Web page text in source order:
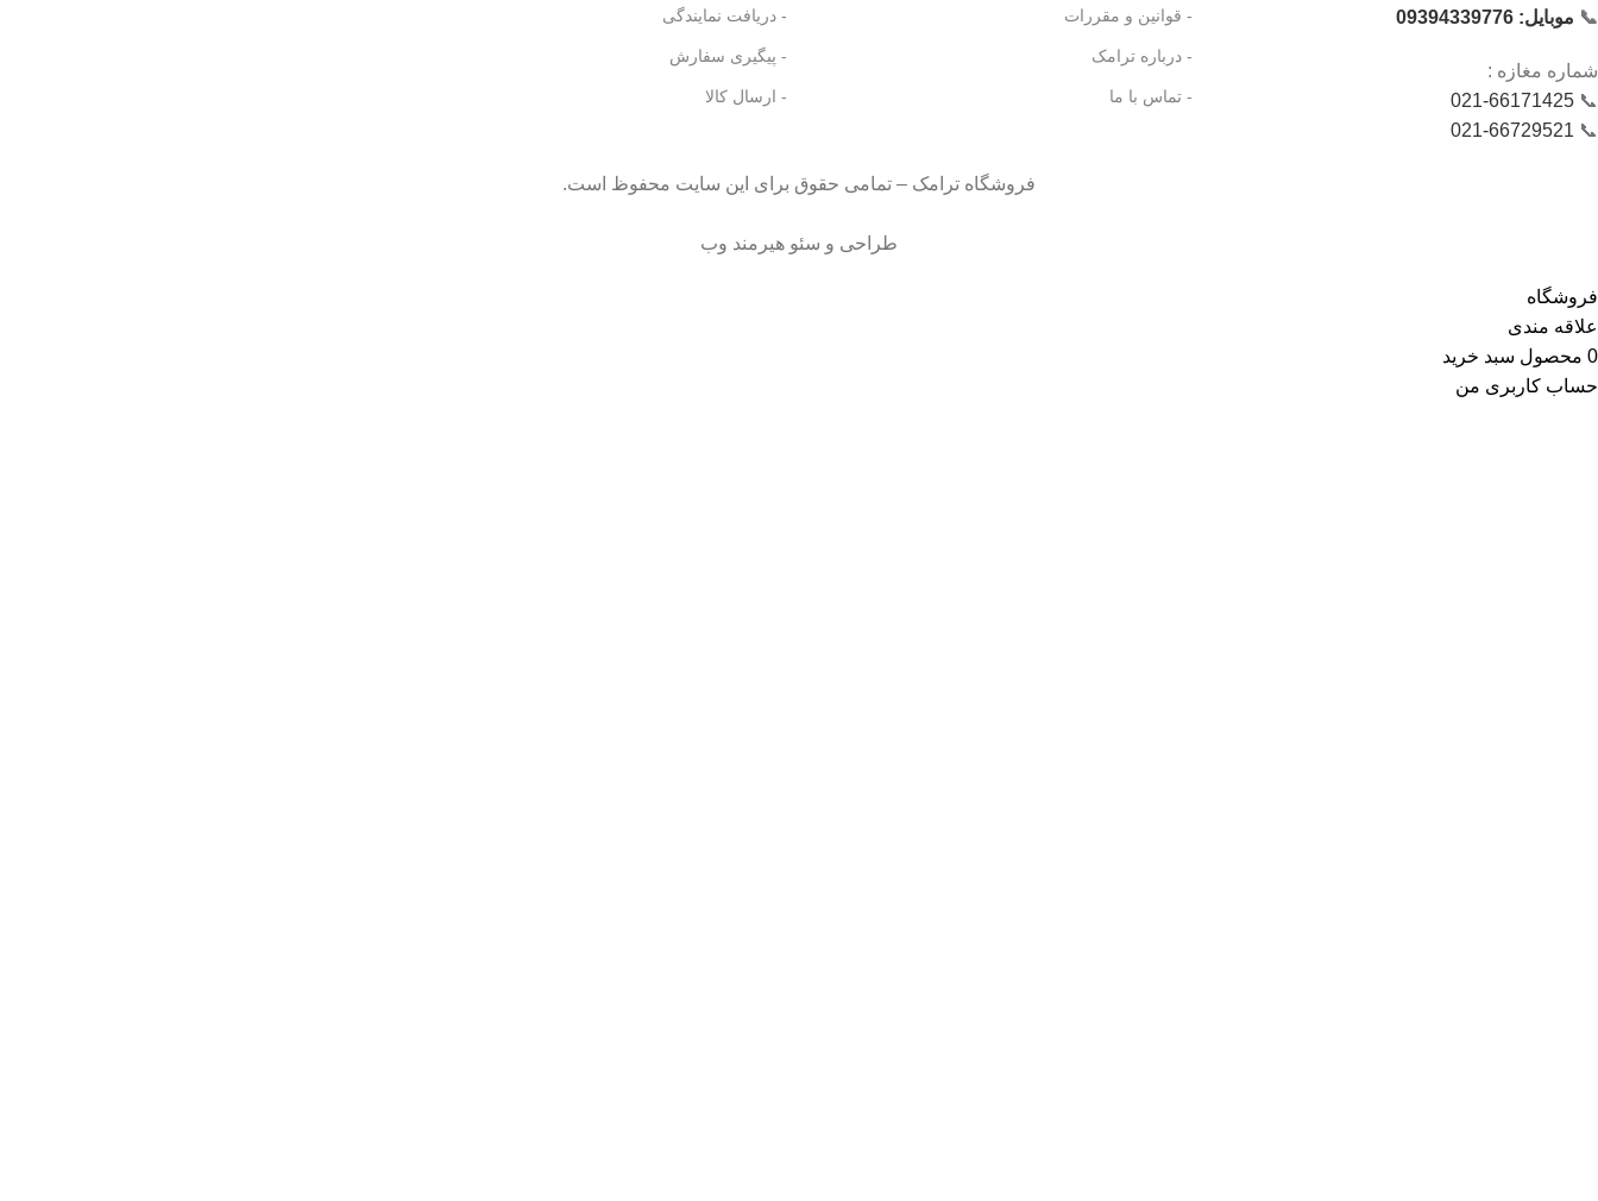
📞 موبایل: 09394339776
شماره‌ مغازه :
📞
021-66171425
📞
021-66729521
- قوانین و مقررات
- درباره ترامک
- تماس با ما
- دریافت نمایندگی
- پیگیری سفارش
- ارسال کالا
فروشگاه ترامک – تمامی حقوق برای این سایت محفوظ است.
طراحی و سئو هیرمند وب
فروشگاه
علاقه مندی
0 محصول سبد خرید
حساب کاربری من